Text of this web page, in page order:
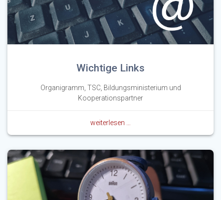
Wichtige Links
Organigramm, TSC, Bildungsministerium und
Kooperationspartner
weiterlesen …